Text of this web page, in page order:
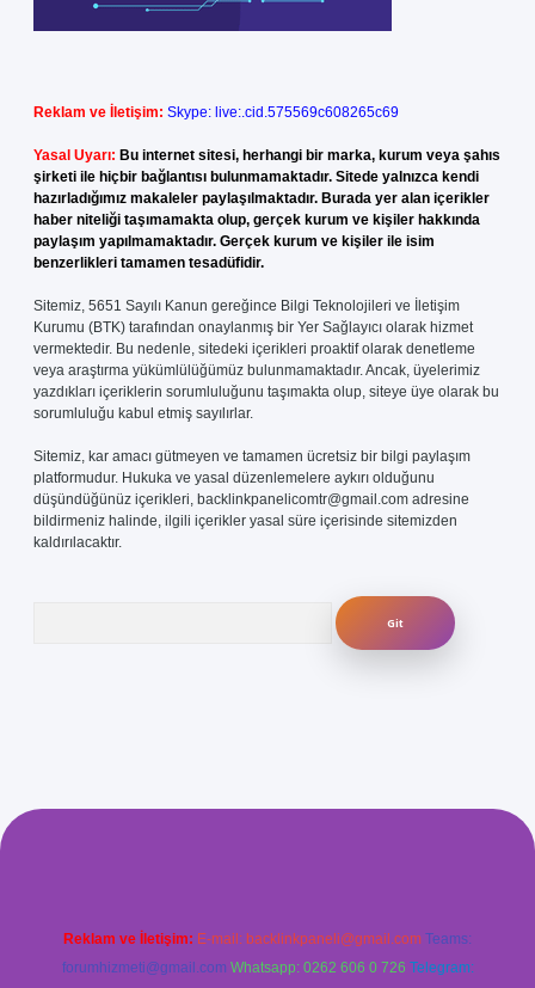
Reklam ve İletişim: Skype: live:.cid.575569c608265c69
Yasal Uyarı: Bu internet sitesi, herhangi bir marka, kurum veya şahıs
şirketi ile hiçbir bağlantısı bulunmamaktadır. Sitede yalnızca kendi
hazırladığımız makaleler paylaşılmaktadır. Burada yer alan içerikler
haber niteliği taşımamakta olup, gerçek kurum ve kişiler hakkında
paylaşım yapılmamaktadır. Gerçek kurum ve kişiler ile isim
benzerlikleri tamamen tesadüfidir.
Sitemiz, 5651 Sayılı Kanun gereğince Bilgi Teknolojileri ve İletişim
Kurumu (BTK) tarafından onaylanmış bir Yer Sağlayıcı olarak hizmet
vermektedir. Bu nedenle, sitedeki içerikleri proaktif olarak denetleme
veya araştırma yükümlülüğümüz bulunmamaktadır. Ancak, üyelerimiz
yazdıkları içeriklerin sorumluluğunu taşımakta olup, siteye üye olarak bu
sorumluluğu kabul etmiş sayılırlar.
Sitemiz, kar amacı gütmeyen ve tamamen ücretsiz bir bilgi paylaşım
platformudur. Hukuka ve yasal düzenlemelere aykırı olduğunu
düşündüğünüz içerikleri, backlinkpanelicomtr@gmail.com adresine
bildirmeniz halinde, ilgili içerikler yasal süre içerisinde sitemizden
kaldırılacaktır.
Reklam ve İletişim: E-mail: backlinkpaneli@gmail.com Teams:
forumhizmeti@gmail.com Whatsapp: 0262 606 0 726 Telegram: